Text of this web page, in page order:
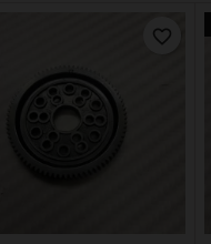
favorite_border